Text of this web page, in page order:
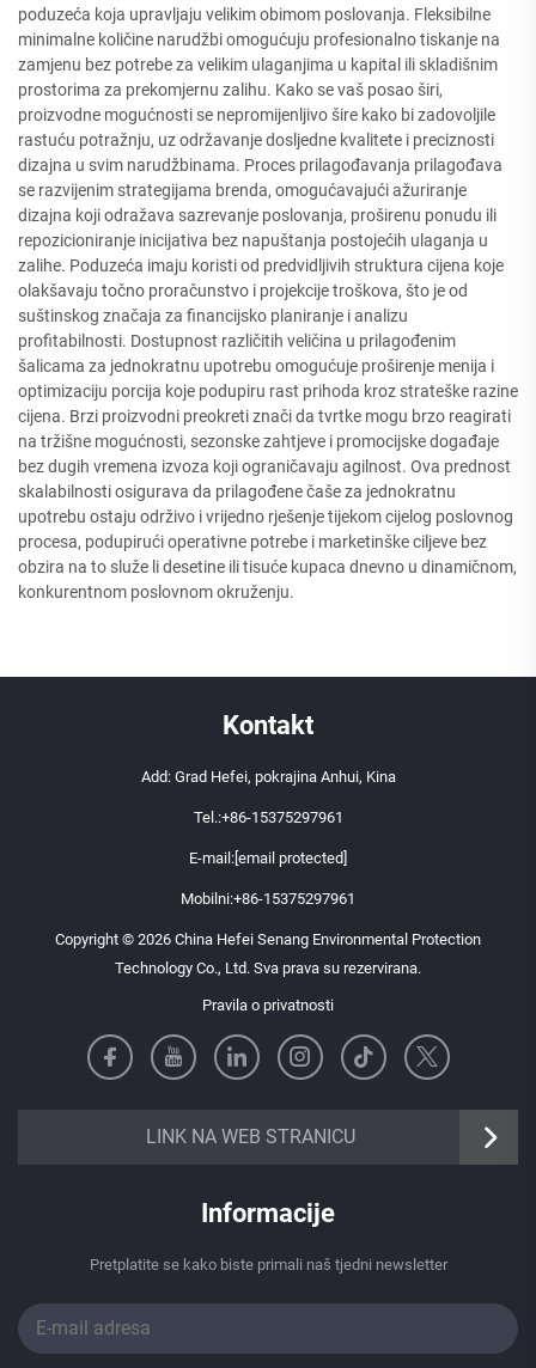
poduzeća koja upravljaju velikim obimom poslovanja. Fleksibilne
minimalne količine narudžbi omogućuju profesionalno tiskanje na
zamjenu bez potrebe za velikim ulaganjima u kapital ili skladišnim
prostorima za prekomjernu zalihu. Kako se vaš posao širi,
proizvodne mogućnosti se nepromijenljivo šire kako bi zadovoljile
rastuću potražnju, uz održavanje dosljedne kvalitete i preciznosti
dizajna u svim narudžbinama. Proces prilagođavanja prilagođava
se razvijenim strategijama brenda, omogućavajući ažuriranje
dizajna koji odražava sazrevanje poslovanja, proširenu ponudu ili
repozicioniranje inicijativa bez napuštanja postojećih ulaganja u
zalihe. Poduzeća imaju koristi od predvidljivih struktura cijena koje
olakšavaju točno proračunstvo i projekcije troškova, što je od
suštinskog značaja za financijsko planiranje i analizu
profitabilnosti. Dostupnost različitih veličina u prilagođenim
šalicama za jednokratnu upotrebu omogućuje proširenje menija i
optimizaciju porcija koje podupiru rast prihoda kroz strateške razine
cijena. Brzi proizvodni preokreti znači da tvrtke mogu brzo reagirati
na tržišne mogućnosti, sezonske zahtjeve i promocijske događaje
bez dugih vremena izvoza koji ograničavaju agilnost. Ova prednost
skalabilnosti osigurava da prilagođene čaše za jednokratnu
upotrebu ostaju održivo i vrijedno rješenje tijekom cijelog poslovnog
procesa, podupirući operativne potrebe i marketinške ciljeve bez
obzira na to služe li desetine ili tisuće kupaca dnevno u dinamičnom,
konkurentnom poslovnom okruženju.
Kontakt
Add: Grad Hefei, pokrajina Anhui, Kina
Tel.:+86-15375297961
E-mail: [email protected]
Mobilni:+86-15375297961
Copyright © 2026 China Hefei Senang Environmental Protection
Technology Co., Ltd. Sva prava su rezervirana.
Pravila o privatnosti
LINK NA WEB STRANICU
https://senangbz.en.alibaba.com
Informacije
Pretplatite se kako biste primali naš tjedni newsletter